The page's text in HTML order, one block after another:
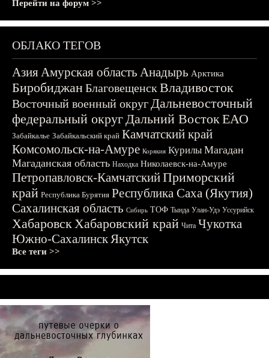
Перейти на форум >>
ОБЛАКО ТЕГОВ
АзияАмурская область Анадырь Арктика
БиробиджанБлаговещенскВладивосток
Восточный военный округДальневосточный
федеральный округДальний ВостокЕАО
Забайкалье Забайкальский край Камчатский край
Комсомольск-на-Амуре Корякия Курилы Магадан
Магаданская область Находка Николаевск-на-Амуре
Петропавловск-КамчатскийПриморский
край Республика Бурятия Республика Саха (Якутия)
Сахалинская область Сибирь ТОФ Тында Улан-Удэ Уссурийск
ХабаровскХабаровский край Чита Чукотка
Южно-СахалинскЯкутск
Все теги >>